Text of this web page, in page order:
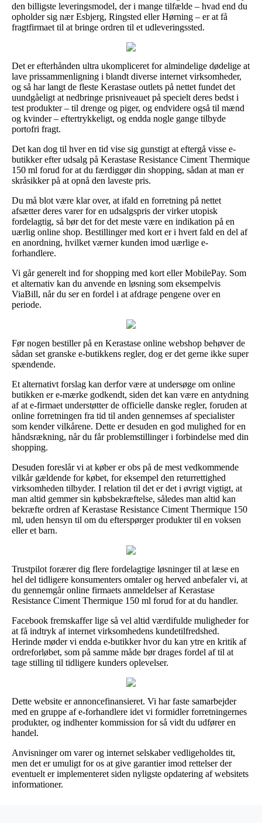
den billigste leveringsmodel, der i mange tilfælde – hvad end du
opholder sig nær Esbjerg, Ringsted eller Hørning – er at få
fragtfirmaet til at bringe ordren til et udleveringssted.
Det er efterhånden ultra ukompliceret for almindelige dødelige at
lave prissammenligning i blandt diverse internet virksomheder,
og så har langt de fleste Kerastase outlets på nettet fundet det
uundgåeligt at nedbringe prisniveauet på specielt deres bedst i
test produkter – til drenge og piger, og endvidere også til mænd
og kvinder – eftertrykkeligt, og endda nogle gange tilbyde
portofri fragt.
Det kan dog til hver en tid vise sig gunstigt at eftergå visse e-
butikker efter udsalg på Kerastase Resistance Ciment Thermique
150 ml forud for at du færdiggør din shopping, sådan at man er
skråsikker på at opnå den laveste pris.
Du må blot være klar over, at ifald en forretning på nettet
afsætter deres varer for en udsalgspris der virker utopisk
fordelagtig, så bør det for det meste være en indikation på en
uærlig online shop. Bestillinger med kort er i hvert fald en del af
en anordning, hvilket værner kunden imod uærlige e-
forhandlere.
Vi går generelt ind for shopping med kort eller MobilePay. Som
et alternativ kan du anvende en løsning som eksempelvis
ViaBill, når du ser en fordel i at afdrage pengene over en
periode.
Før nogen bestiller på en Kerastase online webshop behøver de
sådan set granske e-butikkens regler, dog er det gerne ikke super
spændende.
Et alternativt forslag kan derfor være at undersøge om online
butikken er e-mærke godkendt, siden det kan være en antydning
af at e-firmaet understøtter de officielle danske regler, foruden at
online forretningen fra tid til anden gennemses af specialister
som kender vilkårene. Dette er desuden en god mulighed for en
håndsrækning, når du får problemstillinger i forbindelse med din
shopping.
Desuden foreslår vi at køber er obs på de mest vedkommende
vilkår gældende for købet, for eksempel den returrettighed
virksomheden tilbyder. I relation til det er det i øvrigt vigtigt, at
man altid gemmer sin købsbekræftelse, således man altid kan
bekræfte ordren af Kerastase Resistance Ciment Thermique 150
ml, uden hensyn til om du efterspørger produkter til en voksen
eller et barn.
Trustpilot forærer dig flere fordelagtige løsninger til at læse en
hel del tidligere konsumenters omtaler og herved anbefaler vi, at
du gennemgår online firmaets anmeldelser af Kerastase
Resistance Ciment Thermique 150 ml forud for at du handler.
Facebook fremskaffer lige så vel altid værdifulde muligheder for
at få indtryk af internet virksomhedens kundetilfredshed.
Herinde møder vi endda e-butikker hvor du kan ytre en kritik af
ordreforløbet, som på samme måde bør drages fordel af til at
tage stilling til tidligere kunders oplevelser.
Dette website er annoncefinansieret. Vi har faste samarbejder
med en gruppe af e-forhandlere idet vi formidler forretningernes
produkter, og indhenter kommission for så vidt du udfører en
handel.
Anvisninger om varer og internet selskaber vedligeholdes tit,
men det er umuligt for os at give garantier imod rettelser der
eventuelt er implementeret siden nyligste opdatering af websitets
informationer.